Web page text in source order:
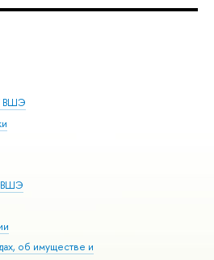
ВШЭ
ВШЭ
об имуществе и